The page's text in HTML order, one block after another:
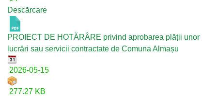
Descărcare
PROIECT DE HOTĂRÂRE privind aprobarea plății unor
lucrări sau servicii contractate de Comuna Almașu
2026-05-15
277.27 KB